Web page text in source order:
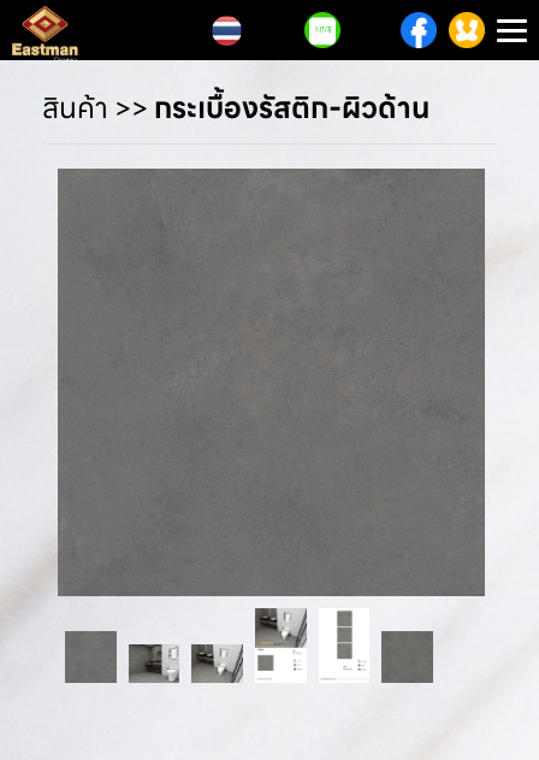
สินค้า >>กระเบื้องรัสติก-ผิวด้าน